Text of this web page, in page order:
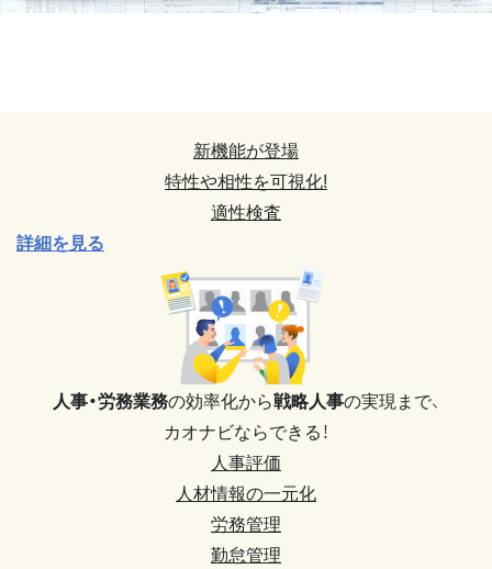
新機能が登場
特性や相性を可視化!
適性検査
詳細を見る
人事・労務業務の効率化から戦略人事の実現まで、
カオナビならできる！
人事評価
人材情報の一元化
労務管理
勤怠管理